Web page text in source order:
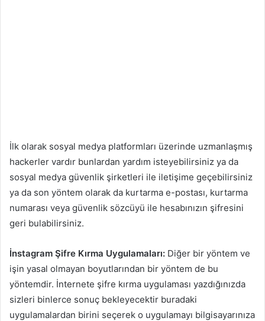
İlk olarak sosyal medya platformları üzerinde uzmanlaşmış
hackerler vardır bunlardan yardım isteyebilirsiniz ya da
sosyal medya güvenlik şirketleri ile iletişime geçebilirsiniz
ya da son yöntem olarak da kurtarma e-postası, kurtarma
numarası veya güvenlik sözcüyü ile hesabınızın şifresini
geri bulabilirsiniz.
İnstagram Şifre Kırma Uygulamaları: Diğer bir yöntem ve
işin yasal olmayan boyutlarından bir yöntem de bu
yöntemdir. İnternete şifre kırma uygulaması yazdığınızda
sizleri binlerce sonuç bekleyecektir buradaki
uygulamalardan birini seçerek o uygulamayı bilgisayarınıza